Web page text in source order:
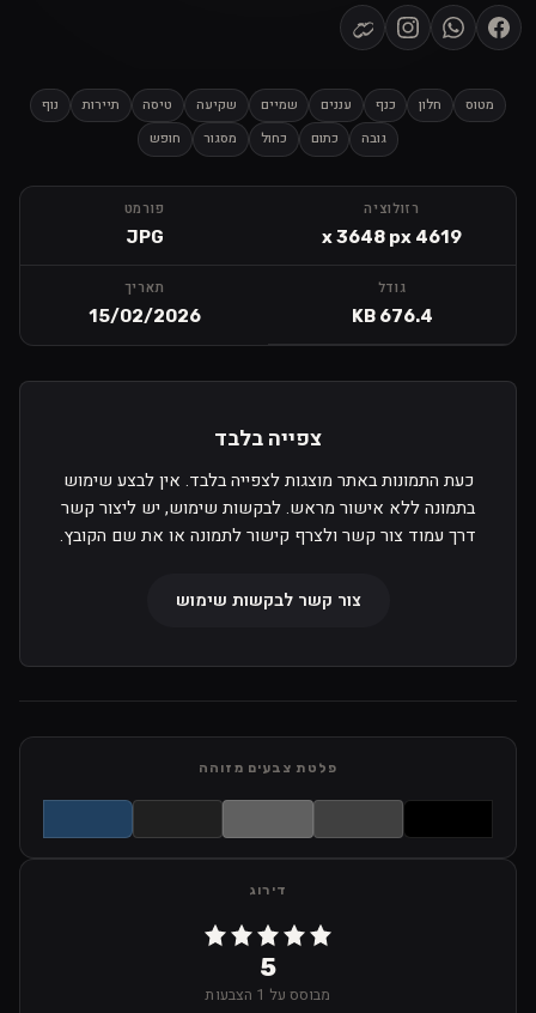
מטוס חלון כנף עננים שמיים שקיעה טיסה תיירות
נוף
גובה
כתום כחול מסגור חופש
רזולוציה
4619 x 3648 px
פורמט
JPG
גודל
676.4 KB
תאריך
15/02/2026
צפייה בלבד
כעת התמונות באתר מוצגות לצפייה בלבד. אין לבצע שימוש
בתמונה ללא אישור מראש. לבקשות שימוש, יש ליצור קשר
דרך עמוד צור קשר ולצרף קישור לתמונה או את שם הקובץ.
צור קשר לבקשות שימוש
פלטת צבעים מזוהה
דירוג
5
מבוסס על 1 הצבעות